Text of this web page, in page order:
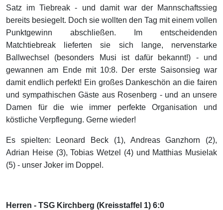
Satz im Tiebreak - und damit war der Mannschaftssieg
bereits besiegelt. Doch sie wollten den Tag mit einem vollen
Punktgewinn abschließen. Im entscheidenden
Matchtiebreak lieferten sie sich lange, nervenstarke
Ballwechsel (besonders Musi ist dafür bekannt!) - und
gewannen am Ende mit 10:8. Der erste Saisonsieg war
damit endlich perfekt! Ein großes Dankeschön an die fairen
und sympathischen Gäste aus Rosenberg - und an unsere
Damen für die wie immer perfekte Organisation und
köstliche Verpflegung. Gerne wieder!
Es spielten: Leonard Beck (1), Andreas Ganzhorn (2),
Adrian Heise (3), Tobias Wetzel (4) und Matthias Musielak
(5) - unser Joker im Doppel.
Herren - TSG Kirchberg (Kreisstaffel 1) 6:0